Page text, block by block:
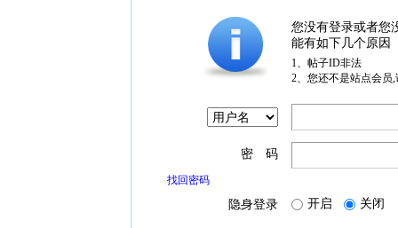
您没有登录或者您
能有如下几个原因
1、帖子ID非法
2、您还不是站点会员
密 码
找回密码
隐身登录 开启 关闭